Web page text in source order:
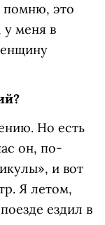
помню, это
у меня в
Но есть
он, по-
и вот
Я летом,
ездил в